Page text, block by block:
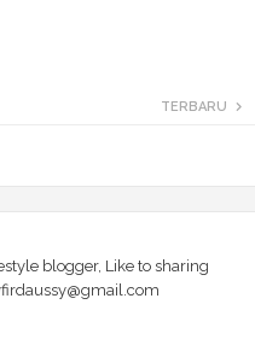
TERBARU
blogger, Like to sharing